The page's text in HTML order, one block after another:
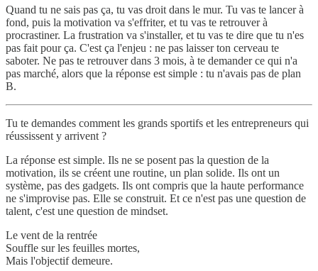
Quand tu ne sais pas ça, tu vas droit dans le mur. Tu vas te lancer à
fond, puis la motivation va s'effriter, et tu vas te retrouver à
procrastiner. La frustration va s'installer, et tu vas te dire que tu n'es
pas fait pour ça. C'est ça l'enjeu : ne pas laisser ton cerveau te
saboter. Ne pas te retrouver dans 3 mois, à te demander ce qui n'a
pas marché, alors que la réponse est simple : tu n'avais pas de plan
B.
Tu te demandes comment les grands sportifs et les entrepreneurs qui
réussissent y arrivent ?
La réponse est simple. Ils ne se posent pas la question de la
motivation, ils se créent une routine, un plan solide. Ils ont un
système, pas des gadgets. Ils ont compris que la haute performance
ne s'improvise pas. Elle se construit. Et ce n'est pas une question de
talent, c'est une question de mindset.
Le vent de la rentrée
Souffle sur les feuilles mortes,
Mais l'objectif demeure.